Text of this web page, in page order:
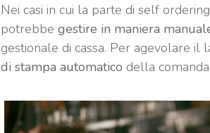
Nei casi in cui la parte di self
potrebbe gestire in maniera
gestionale di cassa. Per agevolare
di stampa automatico della